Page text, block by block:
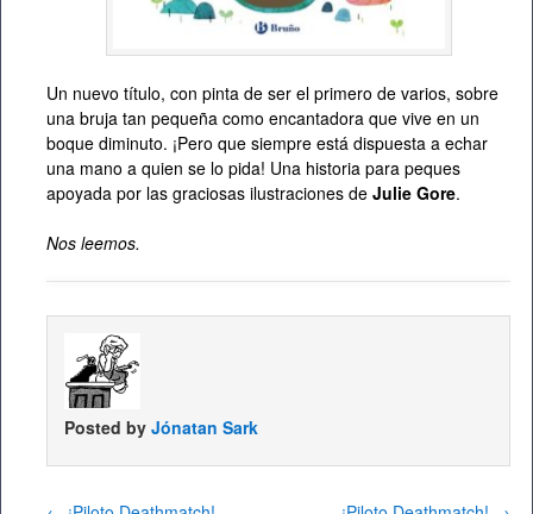
Un nuevo título, con pinta de ser el primero de varios, sobre
una bruja tan pequeña como encantadora que vive en un
boque diminuto. ¡Pero que siempre está dispuesta a echar
una mano a quien se lo pida! Una historia para peques
apoyada por las graciosas ilustraciones de Julie Gore.
Nos leemos.
Posted by Jónatan Sark